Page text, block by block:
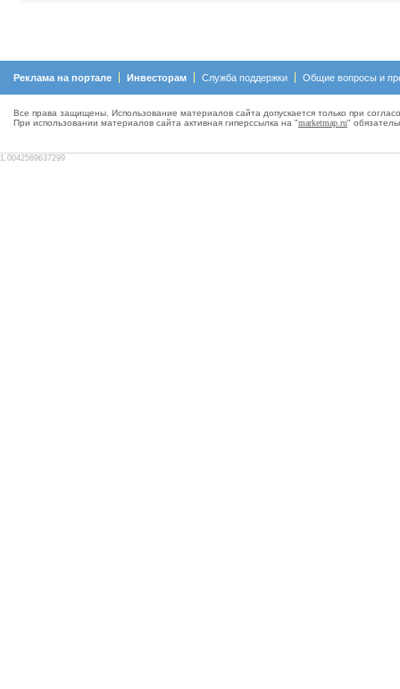
Реклама на портале Инвесторам Служба поддержки Общие вопросы и
Все права защищены. Использование материалов сайта допускается только при
При использовании материалов сайта активная гиперсcылка на "marketmap.ru"
1.0042569637299